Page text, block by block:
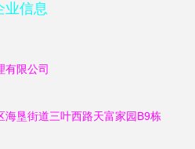
业信息
有限公司
海垦街道三叶西路天富家园B9栋